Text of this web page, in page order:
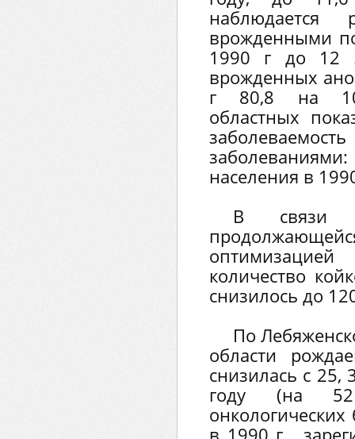
врожденными
1990 г до 12
врожденных
г 80,8 на
областных
населения в
В связи
количество
снизилось до
По
области
снизилась с 25,
году (на